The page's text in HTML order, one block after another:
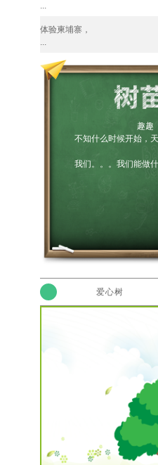
...
体验柬埔寨，
...
趣趣
不知什么时候开始，天
我们。。。我们能做什
爱心树